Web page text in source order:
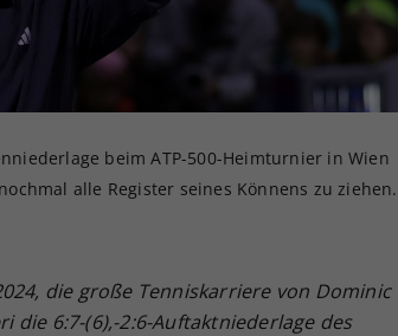
beim ATP-500-Heimturnier in Wien
alle Register seines Könnens zu ziehen.
die große Tenniskarriere von Dominic
die 6:7-(6),-2:6-Auftaktniederlage des
Ihrer vorgenommen Einstellungen, falls der
Webseiten-Betreiber dies eingestellt hat.